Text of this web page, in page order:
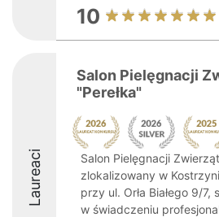
10
Laureaci
Salon Pielęgnacji
"Perełka"
Salon Pielęgnacji
zlokalizowany w
przy ul. Orła Białego 9/7,
w świadczeniu